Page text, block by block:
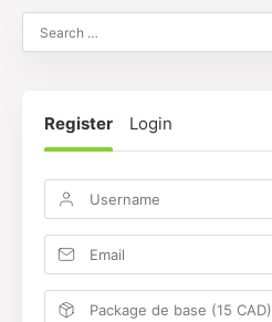
Register Login
Package de base (15 CAD)